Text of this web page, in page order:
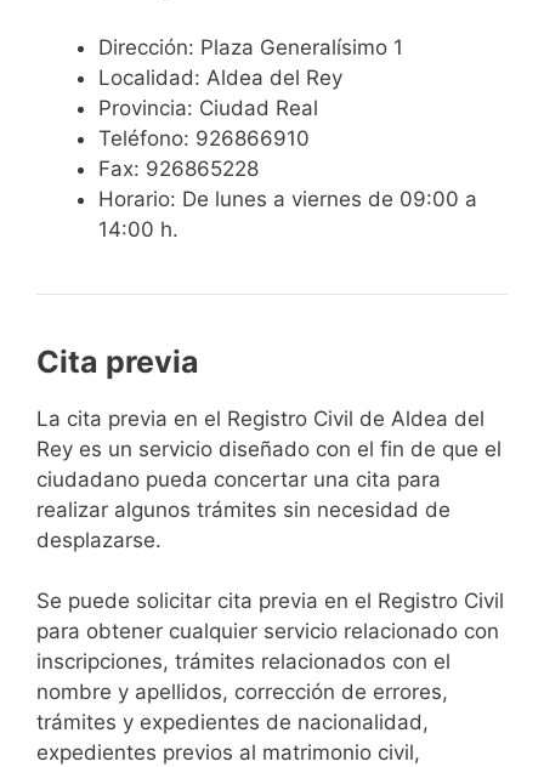
Dirección: Plaza Generalísimo 1
Localidad: Aldea del Rey
Provincia: Ciudad Real
Teléfono: 926866910
Fax: 926865228
Horario: De lunes a viernes de 09:00 a
14:00 h.
Cita previa
​​​​​​​​​​​​​​​​​​​​​​​​​​​​La cita previa en el Registro Civil de Aldea del
Rey es un servicio diseñado con el fin de que el
ciudadano pueda concertar una cita para
realizar algunos trámites sin necesidad de
desplazarse.​
Se puede solicitar cita previa en el Registro Civil
para obtener cualquier servicio relacionado con
inscripciones, trámites relacionados con el
nombre y apellidos, corrección de errores,
trámites y expedientes de nacionalidad,
expedientes previos al matrimonio civil,